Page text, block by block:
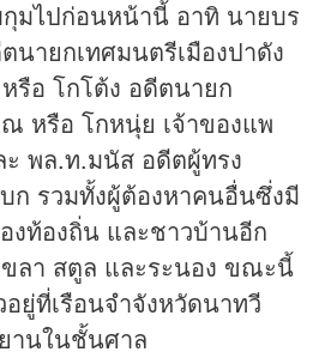
มไปก่อนหน้านี้ อาทิ นายบร
นายกเทศมนตรีเมืองปาดัง
รือ โกโต้ง อดีตนายก
หรือ โกหนุ่ย เจ้าของแพ
พล.ท.มนัส อดีตผู้ทรง
รวมทั้งผู้ต้องหาคนอื่นซึ่งมี
งท้องถิ่น และชาวบ้านอีก
ลา สตูล และระนอง ขณะนี้
ยู่ที่เรือนจำจังหวัดนาทวี
านในชั้นศาล